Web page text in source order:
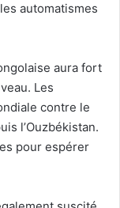
automatismes
aura fort
Les
contre le
l’Ouzbékistan.
pour espérer